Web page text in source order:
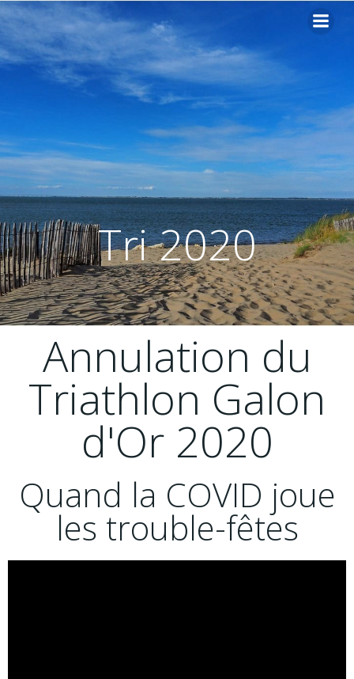
Tri 2020
Annulation du
Triathlon Galon
d'Or 2020
Quand la COVID joue
les trouble-fêtes